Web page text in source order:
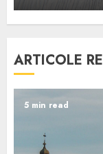
ARTICOLE
5 min read